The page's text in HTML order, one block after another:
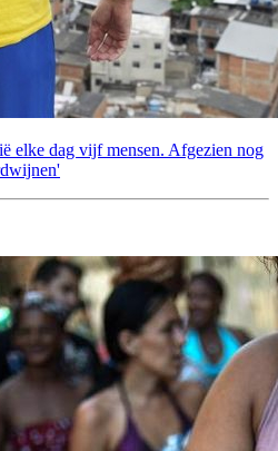
elke dag vijf mensen. Afgezien nog